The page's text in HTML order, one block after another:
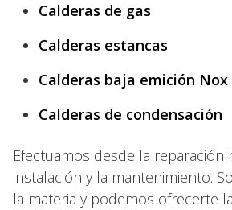
Calderas de gas
Calderas estancas
Calderas baja emición Nox
Calderas de condensación
Efectuamos desde la reparación
instalación y la mantenimiento.
la materia y podemos ofrecerte